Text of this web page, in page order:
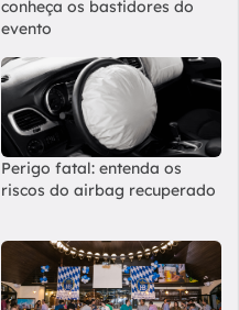
conheça os bastidores do
evento
Perigo fatal: entenda os
riscos do airbag recuperado